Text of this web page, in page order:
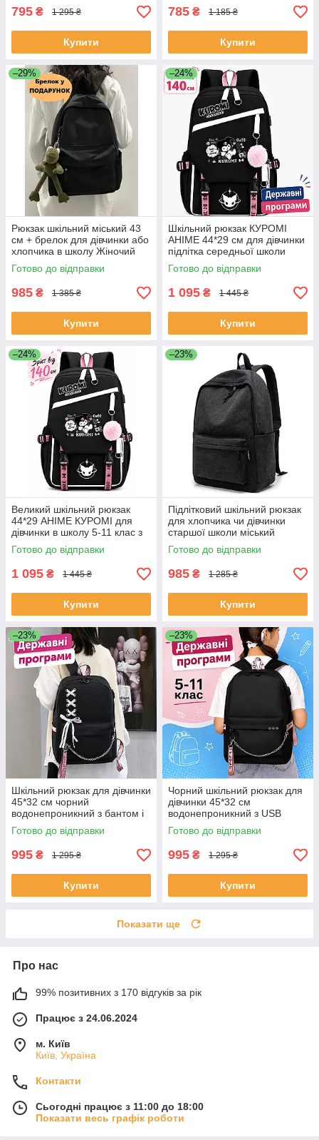
795 ₴ 1 295 ₴
Купити
785 ₴ 1 185 ₴
Купити
–29%
Рюкзак шкільний міський 43
см + брелок для дівчинки або
хлопчика в школу Жіночий
чоловічий для підлітка
Чорний
Готово до відправки
985 ₴ 1 385 ₴
Купити
–24%
Шкільний рюкзак КУРОМІ
АНІМЕ 44*29 см для дівчинки
підлітка середньої школи
Чорний портфель в школу 4-
9 клас в корейскому стилі
Готово до відправки
1 095 ₴ 1 445 ₴
Купити
–24%
Великий шкільний рюкзак
44*29 АНІМЕ КУРОМІ для
дівчинки в школу 5-11 клас з
USB Чорний щільний
портфель для підлітків
Готово до відправки
1 095 ₴ 1 445 ₴
Купити
–23%
Підлітковий шкільний рюкзак
для хлопчика чи дівчинки
старшої школи міський
спортивний для підлітка в
школу студентів Чорний
Готово до відправки
985 ₴ 1 285 ₴
Купити
–23%
Шкільний рюкзак для дівчинки
45*32 см чорний
водонепроникний з бантом і
USB для дівчат підлітків у
школу 5-11 клас і студентів
Готово до відправки
995 ₴ 1 295 ₴
Купити
–23%
Чорний шкільний рюкзак для
дівчинки 45*32 см
водонепроникний з USB
портом для підлітків дівчат у
школу 5-11 клас і студентів
Готово до відправки
995 ₴ 1 295 ₴
Купити
Показати ще
Про нас
99% позитивних з 170 відгуків за рік
Працює з 24.06.2024
м. Київ
Київ, Україна
Контакти
Сьогодні працює з 11:00 до 18:00
Показати весь графік роботи